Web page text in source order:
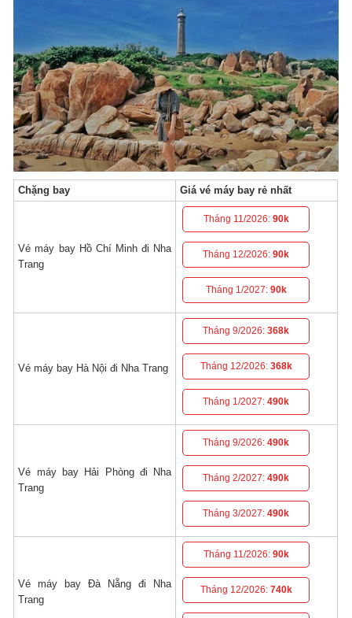
Chặng bay Giá vé máy bay rẻ nhất
Vé máy bay Hồ Chí Minh đi Nha
Trang
Tháng 11/2026: 90k
Tháng 12/2026:90k
Tháng 1/2027: 90k
Vé máy bay Hà Nội đi Nha Trang
Tháng 9/2026:368k
Tháng 12/2026: 368k
Tháng 1/2027:490k
Vé máy bay Hải Phòng đi Nha
Trang
Tháng 9/2026:490k
Tháng 2/2027:490k
Tháng 3/2027:490k
Vé máy bay Đà Nẵng đi Nha
Trang
Tháng 11/2026: 90k
Tháng 12/2026: 740k